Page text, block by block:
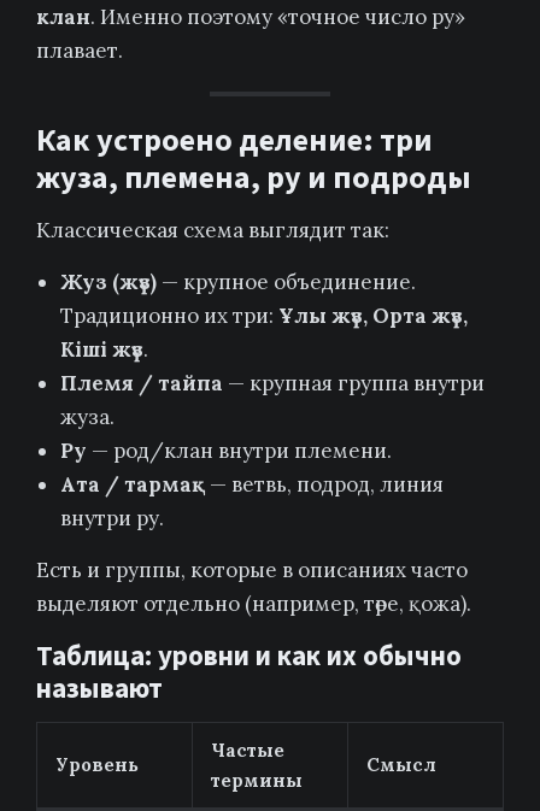
клан. Именно поэтому «точное число ру»
плавает.
Как устроено деление: три
жуза, племена, ру и подроды
Классическая схема выглядит так:
Жуз (жүз) — крупное объединение.
Традиционно их три: Ұлы жүз, Орта жүз,
Кіші жүз.
Племя / тайпа — крупная группа внутри
жуза.
Ру — род/клан внутри племени.
Ата / тармақ — ветвь, подрод, линия
внутри ру.
Есть и группы, которые в описаниях часто
выделяют отдельно (например, төре, қожа).
Таблица: уровни и как их обычно
называют
Уровень
Частые
термины
Смысл